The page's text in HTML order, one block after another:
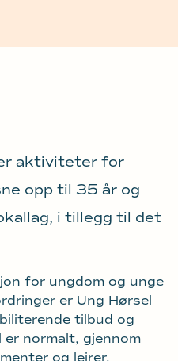
aktiviteter for
opp til 35 år og
i tillegg til det
for ungdom og unge
er Ung Hørsel
tilbud og
er normalt, gjennom
og leirer.